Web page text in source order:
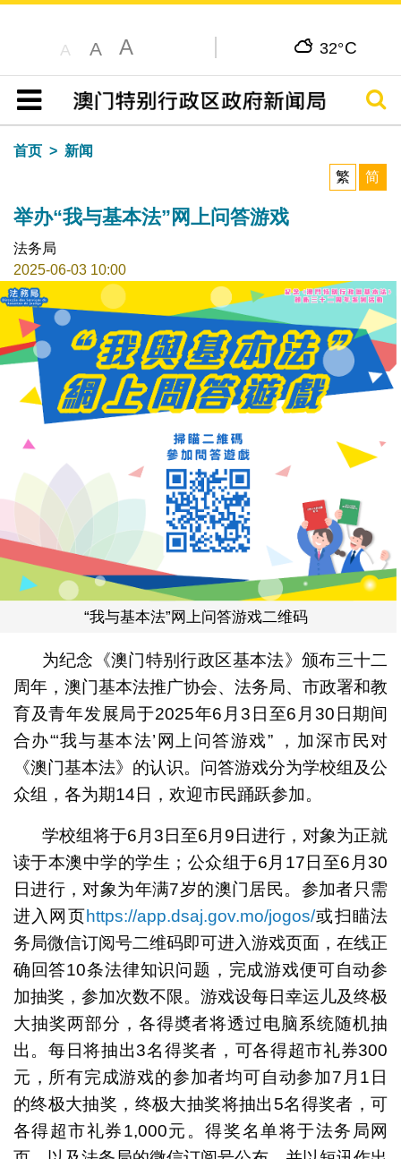
A A A 32°C
目录
搜寻
首页
新闻
繁
简
举办“我与基本法”网上问答游戏
法务局
2025-06-03 10:00
“我与基本法”网上问答游戏二维码
为纪念《澳门特别行政区基本法》颁布三十二
周年，澳门基本法推广协会、法务局、市政署和教
育及青年发展局于2025年6月3日至6月30日期间
合办“‘我与基本法’网上问答游戏” ，加深市民对
《澳门基本法》的认识。问答游戏分为学校组及公
众组，各为期14日，欢迎市民踊跃参加。
学校组将于6月3日至6月9日进行，对象为正就
读于本澳中学的学生；公众组于6月17日至6月30
日进行，对象为年满7岁的澳门居民。参加者只需
进入网页https://app.dsaj.gov.mo/jogos/或扫瞄法
务局微信订阅号二维码即可进入游戏页面，在线正
确回答10条法律知识问题，完成游戏便可自动参
加抽奖，参加次数不限。游戏设每日幸运儿及终极
大抽奖两部分，各得奬者将透过电脑系统随机抽
出。每日将抽出3名得奖者，可各得超市礼券300
元，所有完成游戏的参加者均可自动参加7月1日
的终极大抽奖，终极大抽奖将抽出5名得奖者，可
各得超市礼券1,000元。得奖名单将于法务局网